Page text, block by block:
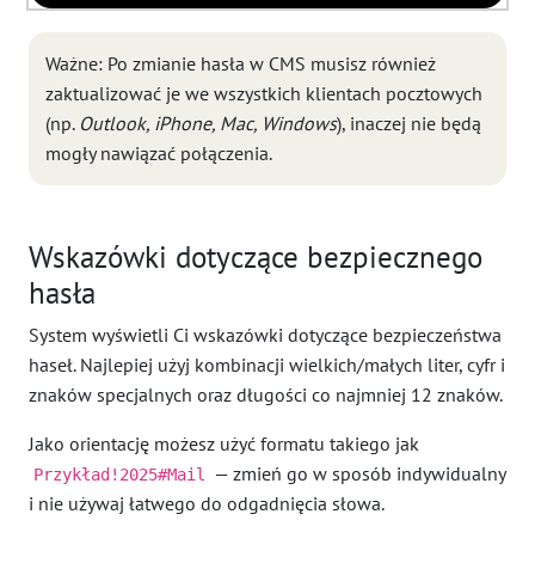
Ważne: Po zmianie hasła w CMS musisz również
zaktualizować je we wszystkich klientach pocztowych
(np. Outlook, iPhone, Mac, Windows), inaczej nie będą
mogły nawiązać połączenia.
Wskazówki dotyczące bezpiecznego
hasła
System wyświetli Ci wskazówki dotyczące bezpieczeństwa
haseł. Najlepiej użyj kombinacji wielkich/małych liter, cyfr i
znaków specjalnych oraz długości co najmniej 12 znaków.
Jako orientację możesz użyć formatu takiego jak
Przykład!2025#Mail
— zmień go w sposób indywidualny
i nie używaj łatwego do odgadnięcia słowa.